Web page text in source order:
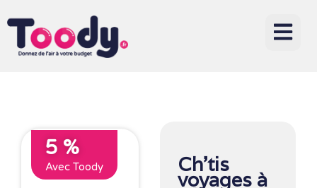
5 %
Avec Toody Ch’tis
voyages à